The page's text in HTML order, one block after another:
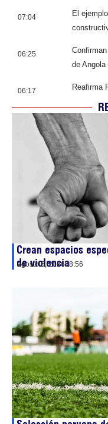
07:04
El
06:25
de Angola
06:17 Reafirma
Crean espacios
de violencia
agosto 5, 202608:56